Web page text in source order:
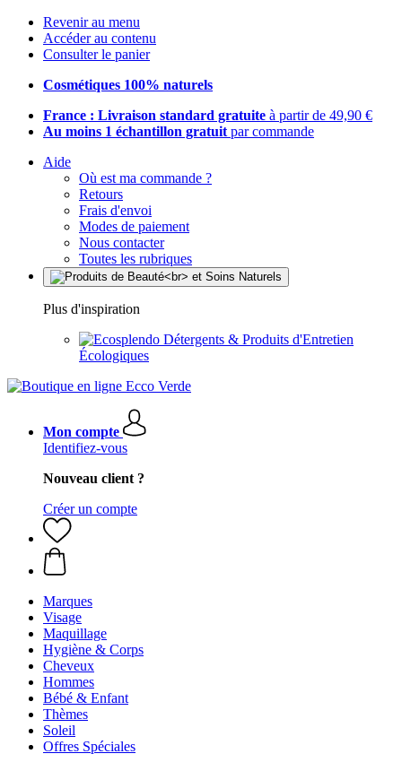
Revenir au menu
Accéder au contenu
Consulter le panier
Cosmétiques 100% naturels
France : Livraison standard gratuite à partir de 49,90 €
Au moins 1 échantillon gratuit par commande
Aide
Où est ma commande ?
Retours
Frais d'envoi
Modes de paiement
Nous contacter
Toutes les rubriques
Plus d'inspiration
Détergents & Produits d'Entretien
Écologiques
Mon compte
Identifiez-vous
Nouveau client ?
Créer un compte
Marques
Visage
Maquillage
Hygiène & Corps
Cheveux
Hommes
Bébé & Enfant
Thèmes
Soleil
Offres Spéciales